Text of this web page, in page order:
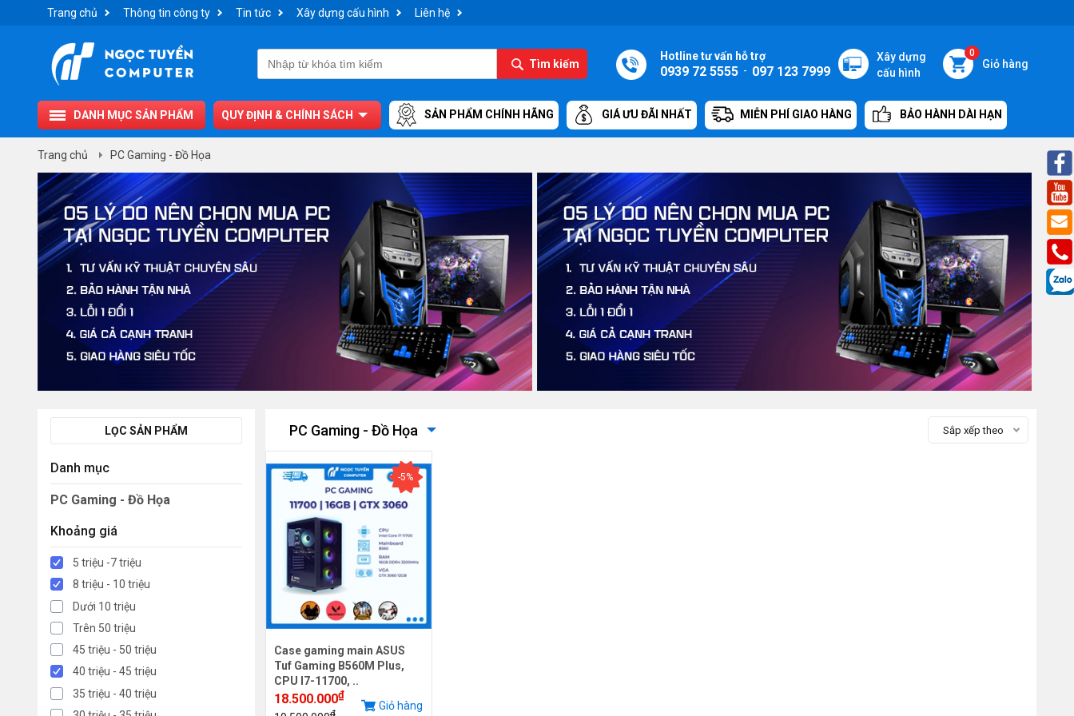
Trang chủ Thông tin công ty Tin tức Xây dựng cấu hình Liên hệ
Tìm kiếm
0
Giỏ hàng
Xây dựng
cấu hình
Hotline tư vấn hỗ trợ
0939 72 5555 - 097 123 7999
DANH MỤC SẢN PHẨM QUY ĐỊNH & CHÍNH SÁCH SẢN PHẨM CHÍNH HÃNG GIÁ ƯU ĐÃI NHẤT MIỄN PHÍ GIAO HÀNG BẢO HÀNH DÀI HẠN
Trang chủ PC Gaming - Đồ Họa
LỌC SẢN PHẨM
Danh mục
PC Gaming - Đồ Họa
Khoảng giá
5 triệu -7 triệu
8 triệu - 10 triệu
Dưới 10 triệu
Trên 50 triệu
45 triệu - 50 triệu
40 triệu - 45 triệu
35 triệu - 40 triệu
PC Gaming - Đồ Họa Sắp xếp theo
-5%
Case gaming main ASUS
Tuf Gaming B560M Plus,
CPU I7-11700, ..
18.500.000₫
₫
Giỏ hàng